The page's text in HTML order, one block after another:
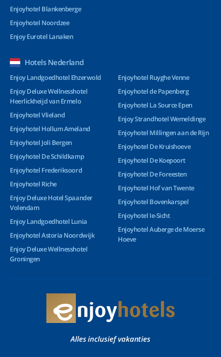
Enjoyhotel Blankenberge
Enjoyhotel Noordzee
Enjoy Eurotel Lanaken
Hotels Nederland
Enjoy Landgoedhotel Ehzerwold
Enjoy Deluxe Wellnesshotel
Heerlickheijd van Ermelo
Enjoyhotel Vlieland
Enjoyhotel Hollum Ameland
Enjoyhotel Joli Bergen
Enjoyhotel De Schildkamp
Enjoyhotel Frederiksoord
Enjoyhotel Riche
Enjoy Deluxe Hotel Spaander
Volendam
Enjoy Landgoedhotel Lunia
Enjoyhotel Astoria Noordwijk
Enjoy Deluxe Wellnesshotel
Groningen
Enjoyhotel Ruyghe Venne
Enjoyhotel de Papenberg
Enjoyhotel La Source Epen
Enjoy Strandhotel Wemeldinge
Enjoyhotel Millingen aan de Rijn
Enjoyhotel De Kruishoeve
Enjoyhotel De Koepoort
Enjoyhotel De Foreesten
Enjoyhotel Hof van Twente
Enjoyhotel Bovenkarspel
Enjoyhotel Ie-Sicht
Enjoyhotel Auberge de Moerse
Hoeve
Alles inclusief vakanties